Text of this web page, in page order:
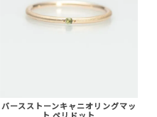
バースストーンキャニオリングマッ